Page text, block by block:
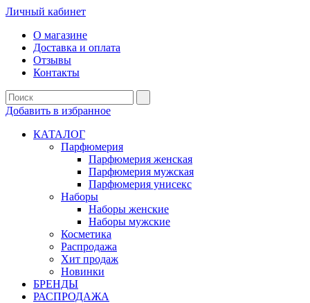
Личный кабинет
О магазине
Доставка и оплата
Отзывы
Контакты
Добавить в избранное
КАТАЛОГ
Парфюмерия
Парфюмерия женская
Парфюмерия мужская
Парфюмерия унисекс
Наборы
Наборы женские
Наборы мужские
Косметика
Распродажа
Хит продаж
Новинки
БРЕНДЫ
РАСПРОДАЖА